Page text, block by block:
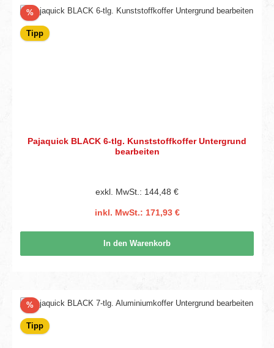
%Rabatt
Tipp
Pajaquick BLACK 6-tlg. Kunststoffkoffer Untergrund
bearbeiten
exkl. MwSt.: 144,48 €
inkl. MwSt.: 171,93 €
In den Warenkorb
%Rabatt
Tipp